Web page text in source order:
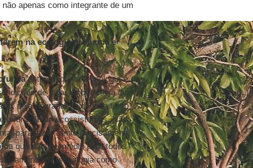
apenas como integrante de um
na ecologia profunda e
entende que a tecnologia é
de vida, embora seja fato
pela degradação da vida tanto
de ecossistemas. Não
para fazer frente precisamente
que não é remédio para todos
na tecnologia como